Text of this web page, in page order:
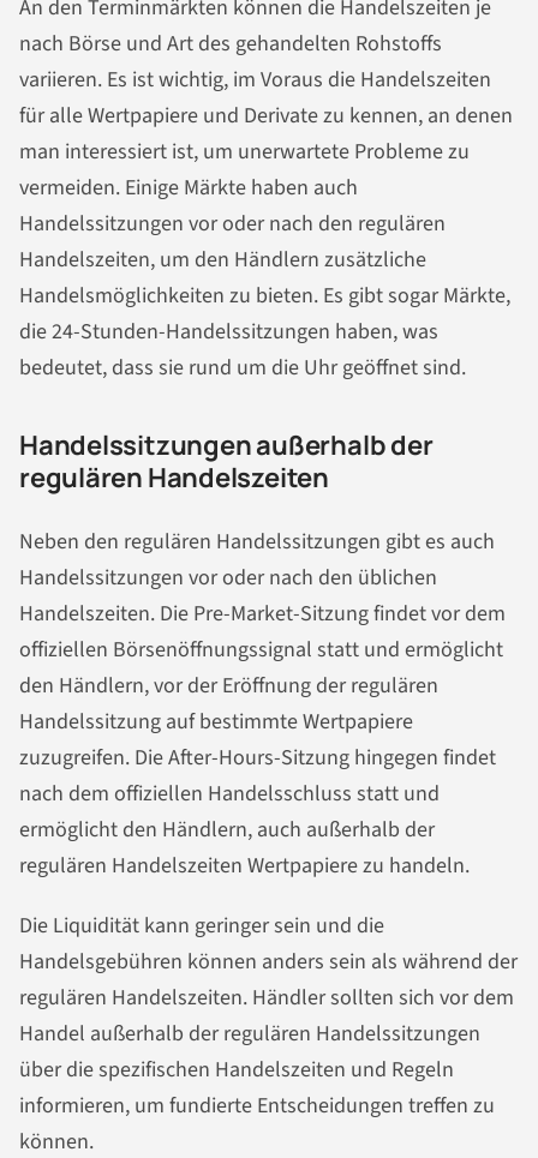
An den Terminmärkten können die Handelszeiten je
nach Börse und Art des gehandelten Rohstoffs
variieren. Es ist wichtig, im Voraus die Handelszeiten
für alle Wertpapiere und Derivate zu kennen, an denen
man interessiert ist, um unerwartete Probleme zu
vermeiden. Einige Märkte haben auch
Handelssitzungen vor oder nach den regulären
Handelszeiten, um den Händlern zusätzliche
Handelsmöglichkeiten zu bieten. Es gibt sogar Märkte,
die 24-Stunden-Handelssitzungen haben, was
bedeutet, dass sie rund um die Uhr geöffnet sind.
Handelssitzungen außerhalb der
regulären Handelszeiten
Neben den regulären Handelssitzungen gibt es auch
Handelssitzungen vor oder nach den üblichen
Handelszeiten. Die Pre-Market-Sitzung findet vor dem
offiziellen Börsenöffnungssignal statt und ermöglicht
den Händlern, vor der Eröffnung der regulären
Handelssitzung auf bestimmte Wertpapiere
zuzugreifen. Die After-Hours-Sitzung hingegen findet
nach dem offiziellen Handelsschluss statt und
ermöglicht den Händlern, auch außerhalb der
regulären Handelszeiten Wertpapiere zu handeln.
Die Liquidität kann geringer sein und die
Handelsgebühren können anders sein als während der
regulären Handelszeiten. Händler sollten sich vor dem
Handel außerhalb der regulären Handelssitzungen
über die spezifischen Handelszeiten und Regeln
informieren, um fundierte Entscheidungen treffen zu
können.